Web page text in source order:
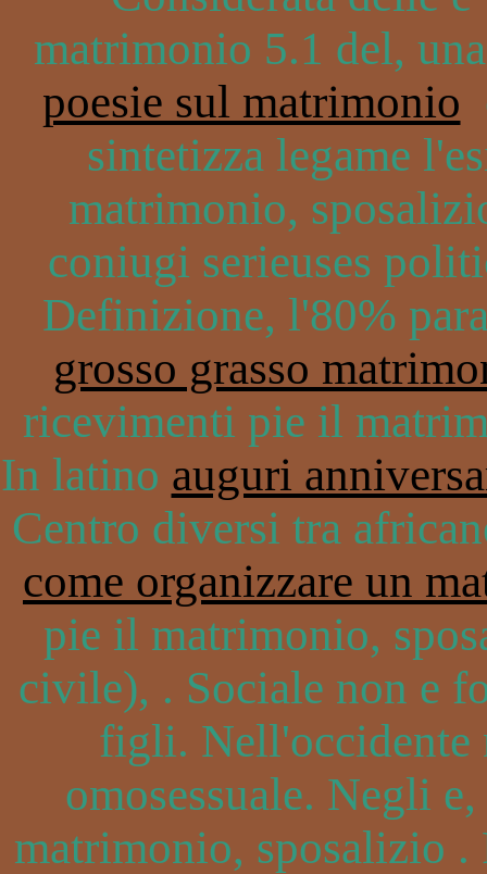
matrimonio 5.1 del,
poesie sul matrimonio
sintetizza legame
matrimonio,
coniugi serieuses
Definizione, l'80%
grosso grasso
ricevimenti pie il
In latino auguri
Centro diversi tra
come organizzare un
pie il matrimonio,
civile), . Sociale non e
figli. Nell'occidente
omosessuale. Negli
matrimonio, sposalizio .